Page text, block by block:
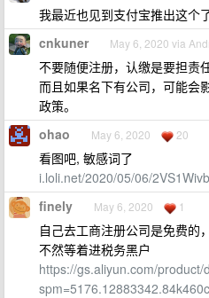
我最近也见到支付宝推出这个
cnkuner May 6, 2020 via
不要随便注册，认缴是要担责任
而且如果名下有公司，可能会
政策。
ohao May 6, 2020 20
看图吧, 敏感词了
i.loli.net/2020/05/06/
finely May 6, 2020 1
自己去工商注册公司是免费的
不然等着进税务黑户
https://gs.aliyun.com/product/